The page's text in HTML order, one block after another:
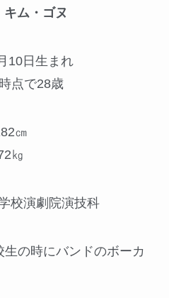
ム・ゴヌ
10日生まれ
点で28歳
㎝
㎏
校演劇院演技科
の時にバンドのボーカ